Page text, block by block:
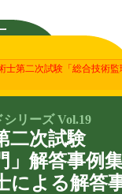
士第二次試験「総合技術
リーズ Vol.19
二次試験
」解答事例
による解答